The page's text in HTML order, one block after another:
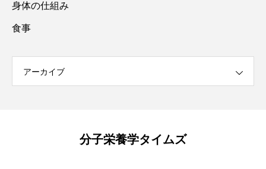
身体の仕組み
食事
アーカイブ
分子栄養学タイムズ